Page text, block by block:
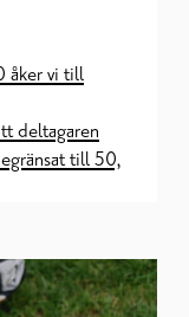
åker vi till
deltagaren
till 50,